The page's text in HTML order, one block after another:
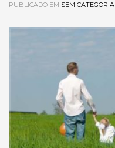
PUBLICADO EM SEM CATEGORIA